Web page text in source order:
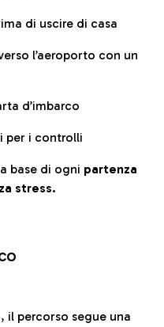
di uscire di casa
l’aeroporto con un
d’imbarco
per i controlli
base di ogni partenza
stress.
il percorso segue una